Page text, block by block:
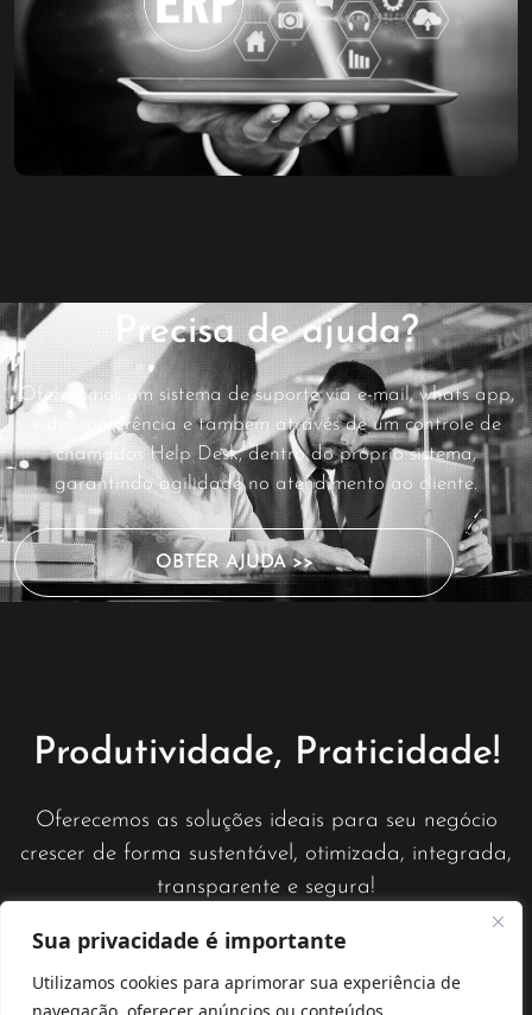
Sua privacidade é importante
Utilizamos cookies para aprimorar sua experiência de
Precisa de ajuda?
Oferecemos um sistema de suporte via e-mail, whats app,
videoconferência e também através de um controle de
chamados Help Desk, dentro do próprio sistema,
garantindo agilidade no atendimento ao cliente.
OBTER AJUDA >>
Produtividade, Praticidade!
Oferecemos as soluções ideais para seu negócio
crescer de forma sustentável, otimizada, integrada,
transparente e segura!
Satom © Todos os direitos reservados.